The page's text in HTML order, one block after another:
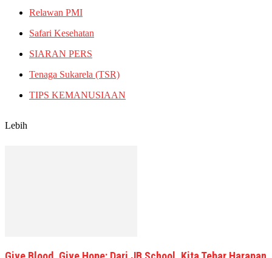
Relawan PMI
Safari Kesehatan
SIARAN PERS
Tenaga Sukarela (TSR)
TIPS KEMANUSIAAN
Lebih